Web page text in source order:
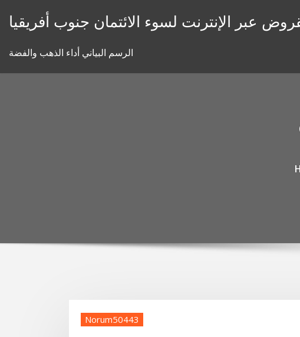
عبر الإنترنت لسوء الائتمان جنوب أفريقيا
الرسم البياني أداء الذهب والفضة
Norum50443